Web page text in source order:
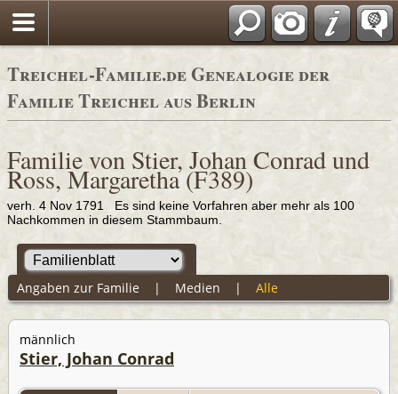
Adressbücher
Treichel-Familie.de Genealogie der
Familie Treichel aus Berlin
Familie von Stier, Johan Conrad und
Ross, Margaretha (F389)
verh. 4 Nov 1791 Es sind keine Vorfahren aber mehr als 100
Nachkommen in diesem Stammbaum.
Angaben zur Familie | Medien | Alle
männlich
Stier, Johan Conrad